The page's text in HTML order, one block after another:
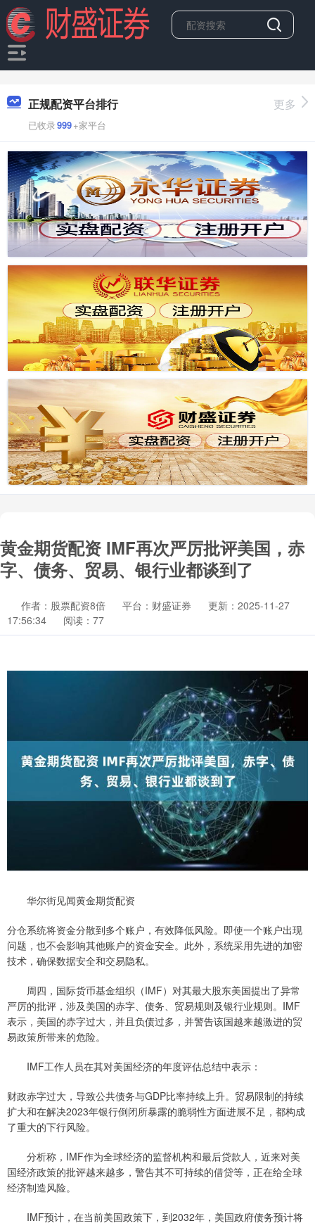
正规配资平台排行
已收录999+家平台
更多
黄金期货配资 IMF再次严厉批评美国，赤
字、债务、贸易、银行业都谈到了
作者：股票配资8倍 平台：财盛证券
更新：2025-11-27
17:56:34
阅读：77
华尔街见闻黄金期货配资
分仓系统将资金分散到多个账户，有效降低风险。即使一个账户出现
问题，也不会影响其他账户的资金安全。此外，系统采用先进的加密
技术，确保数据安全和交易隐私。
周四，国际货币基金组织（IMF）对其最大股东美国提出了异常
严厉的批评，涉及美国的赤字、债务、贸易规则及银行业规则。IMF
表示，美国的赤字过大，并且负债过多，并警告该国越来越激进的贸
易政策所带来的危险。
IMF工作人员在其对美国经济的年度评估总结中表示：
财政赤字过大，导致公共债务与GDP比率持续上升。贸易限制的持续
扩大和在解决2023年银行倒闭所暴露的脆弱性方面进展不足，都构成
了重大的下行风险。
分析称，IMF作为全球经济的监督机构和最后贷款人，近来对美
国经济政策的批评越来越多，警告其不可持续的借贷等，正在给全球
经济制造风险。
IMF预计，在当前美国政策下，到2032年，美国政府债务预计将